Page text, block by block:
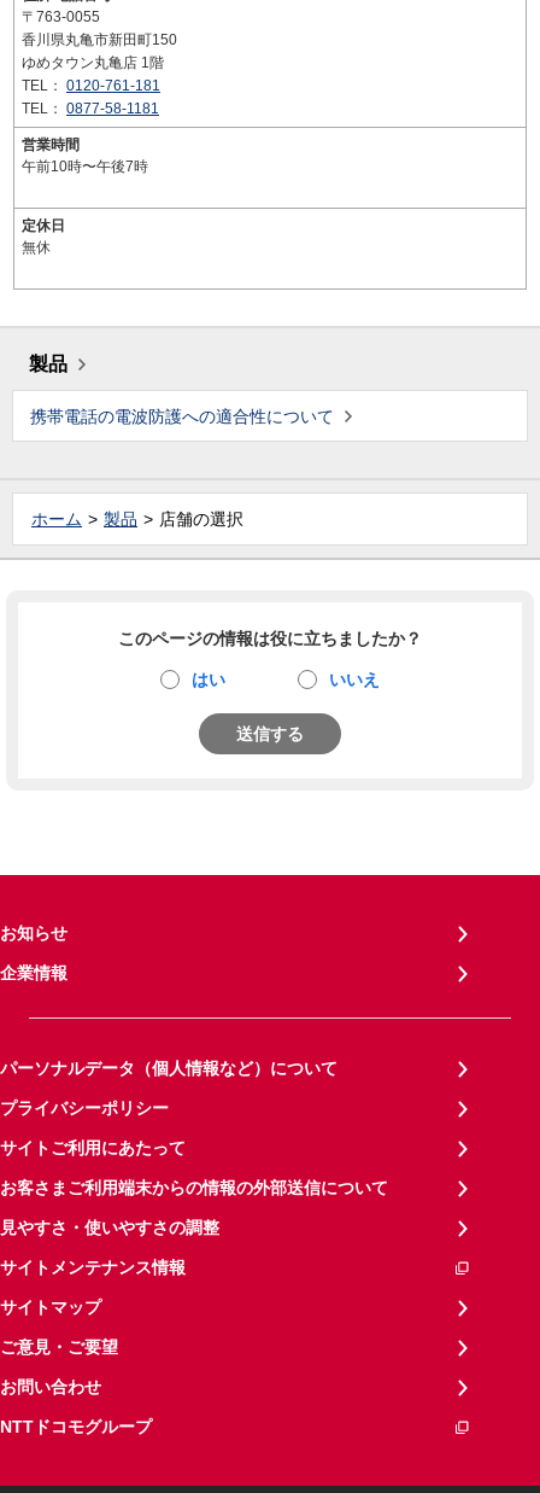
〒763-0055
香川県丸亀市新田町150
ゆめタウン丸亀店 1階
TEL： 0120-761-181
TEL： 0877-58-1181
営業時間
午前10時〜午後7時
定休日
無休
製品
携帯電話の電波防護への適合性について
ホーム 製品 店舗の選択
このページの情報は役に立ちましたか？
はい いいえ
送信する
お知らせ
企業情報
パーソナルデータ（個人情報など）について
プライバシーポリシー
サイトご利用にあたって
お客さまご利用端末からの情報の外部送信について
見やすさ・使いやすさの調整
サイトメンテナンス情報
サイトマップ
ご意見・ご要望
お問い合わせ
NTTドコモグループ